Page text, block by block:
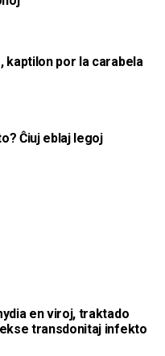
kaptilon por la carabela
Ĉiuj eblaj legoj
en viroj, traktado
transdonitaj infekto